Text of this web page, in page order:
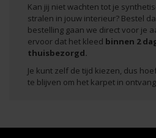
Kan jij niet wachten tot je
stralen in jouw interieur? Bestel
bestelling gaan we direct voor je
ervoor dat het kleed binnen 2
thuisbezorgd.
Je kunt zelf de tijd kiezen, dus
te blijven om het karpet in